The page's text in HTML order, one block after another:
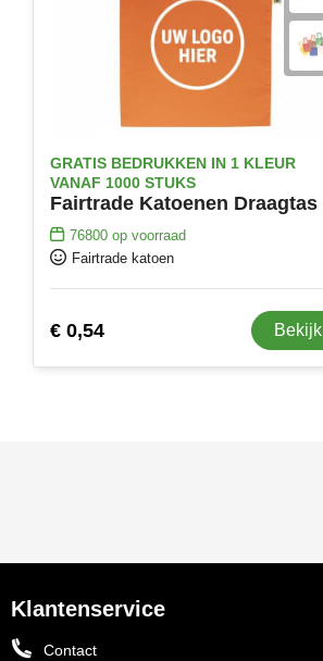
Parker pennen
Peekay
Retulp
GRATIS BEDRUKKEN IN 1 KLEUR
VANAF 1000 STUKS
76800op voorraad
Fairtrade katoen
€ 0,54 Bekijk
Klantenservice
Contact